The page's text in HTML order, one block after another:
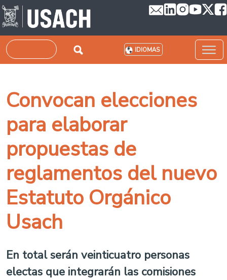
Pasar al contenido principal
Buscar IDIOMAS
Convocan elecciones
para elaborar
propuestas de
reglamentos del nuevo
Estatuto Orgánico
Usach
En total serán veinticuatro personas
electas que integrarán las comisiones